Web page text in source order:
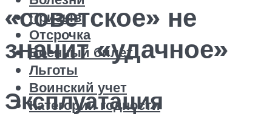
Призыв
Отсрочка
Военный билет
Льготы
Воинский учет
Категории годности
«советское» не
значит «удачное»
Эксплуатация